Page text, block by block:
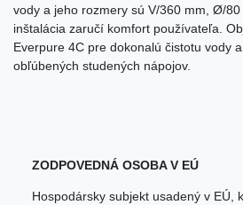
vody a jeho rozmery sú V/360 mm, Ø/
inštalácia zaručí komfort používateľa.
Everpure 4C pre dokonalú čistotu vody
obľúbených studených nápojov.
ZODPOVEDNÁ OSOBA V EÚ
Hospodársky subjekt usadený v EÚ,